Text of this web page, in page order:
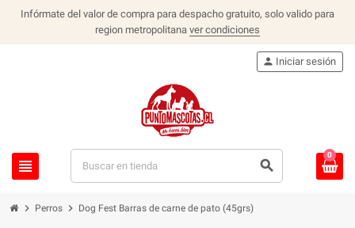
Infórmate del valor de compra para despacho gratuito, solo valido para
region metropolitana ver condiciones
view_headline search
person Iniciar sesión
0
chevron_right Perros chevron_right Dog Fest Barras de carne de pato (45grs)